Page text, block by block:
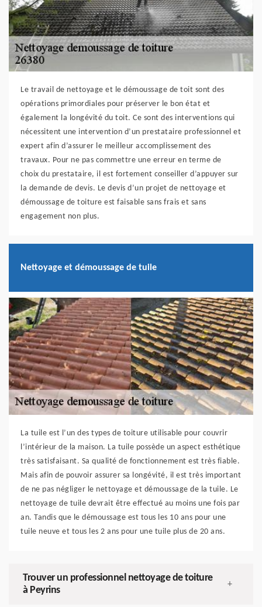
Le travail de nettoyage et le démoussage de toit sont des
opérations primordiales pour préserver le bon état et
également la longévité du toit. Ce sont des interventions qui
nécessitent une intervention d’un prestataire professionnel et
expert afin d’assurer le meilleur accomplissement des
travaux. Pour ne pas commettre une erreur en terme de
choix du prestataire, il est fortement conseiller d’appuyer sur
la demande de devis. Le devis d’un projet de nettoyage et
démoussage de toiture est faisable sans frais et sans
engagement non plus.
Nettoyage et démoussage de tuile
La tuile est l’un des types de toiture utilisable pour couvrir
l’intérieur de la maison. La tuile possède un aspect esthétique
très satisfaisant. Sa qualité de fonctionnement est très fiable.
Mais afin de pouvoir assurer sa longévité, il est très important
de ne pas négliger le nettoyage et démoussage de la tuile. Le
nettoyage de tuile devrait être effectué au moins une fois par
an. Tandis que le démoussage est tous les 10 ans pour une
tuile neuve et tous les 2 ans pour une tuile plus de 20 ans.
Trouver un professionnel nettoyage de toiture
à Peyrins
+